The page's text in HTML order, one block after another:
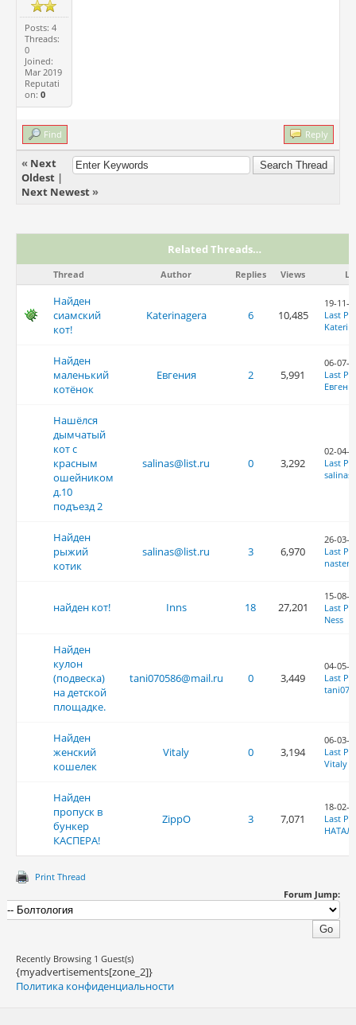
Posts: 4
Threads:
0
Joined:
Mar 2019
Reputati
on:0
Find Reply
« Next
Oldest|
Next Newest»
Related Threads…
Thread Author Replies Views
Найден
сиамский
кот!
Katerinagera 6 10,485
19-11-
Last
Найден
маленький
котёнок
Евгения 2 5,991
06-07-
Last
Нашёлся
дымчатый
кот с
красным
ошейником
д.10
подъезд 2
salinas@list.ru 0 3,292
02-04-
Last
Найден
рыжий
котик
salinas@list.ru 3 6,970
26-03-
Last
nastena
найден кот! Inns 18 27,201
15-08-
Last
Ness
Найден
кулон
(подвеска)
на детской
площадке.
tani070586@mail.ru 0 3,449
04-05-
Last
Найден
женский
кошелек
Vitaly 0 3,194
06-03-
Last
Vitaly
Найден
пропуск в
бункер
КАСПЕРА!
ZippO 3 7,071
18-02-
Last
Print Thread
Forum Jump:
Recently Browsing 1 Guest(s)
{myadvertisements[zone_2]}
Политика конфиденциальности